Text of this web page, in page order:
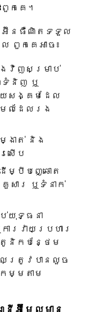
ពួកគេ។
មអ៊ីនធឺណិតទទួល
ពួកគេអាច៖
ងវិញសម្រាប់
ទំនិញ ឬ
សង្គមដែល
ែលដែលរង
ងាត់ និង
សើប
ើម្បីបញ្ឆោត
ារ ឬទំនាក់
យុទ្ធនា
ារវាយប្រហារ
និកបន្ថែម
លត្រូវបានលួច
ម្មតាម
អ៊ីមែលមាន